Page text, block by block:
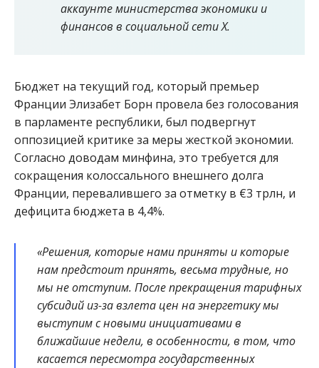
аккаунте министерства экономики и
финансов в социальной сети X.
Бюджет на текущий год, который премьер
Франции Элизабет Борн провела без голосования
в парламенте республики, был подвергнут
оппозицией критике за меры жесткой экономии.
Согласно доводам минфина, это требуется для
сокращения колоссального внешнего долга
Франции, перевалившего за отметку в €3 трлн, и
дефицита бюджета в 4,4%.
«Решения, которые нами приняты и которые
нам предстоит принять, весьма трудные, но
мы не отступим. После прекращения тарифных
субсидий из-за взлета цен на энергетику мы
выступим с новыми инициативами в
ближайшие недели, в особенности, в том, что
касается пересмотра государственных